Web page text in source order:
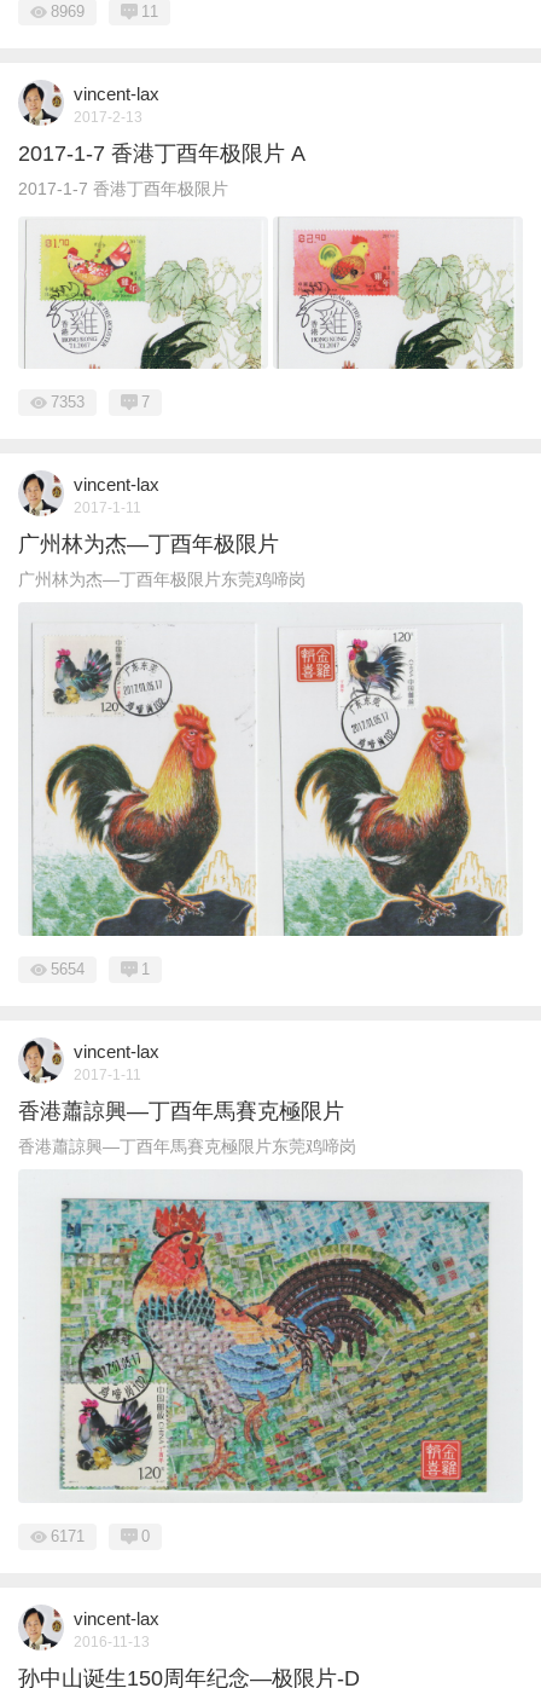
8969 11
vincent-lax
2017-2-13
2017-1-7 香港丁酉年极限片 A
2017-1-7 香港丁酉年极限片
7353 7
vincent-lax
2017-1-11
广州林为杰—丁酉年极限片
广州林为杰—丁酉年极限片东莞鸡啼岗
5654 1
vincent-lax
2017-1-11
香港蕭諒興—丁酉年馬賽克極限片
香港蕭諒興—丁酉年馬賽克極限片东莞鸡啼岗
6171 0
vincent-lax
2016-11-13
孙中山诞生150周年纪念—极限片-D